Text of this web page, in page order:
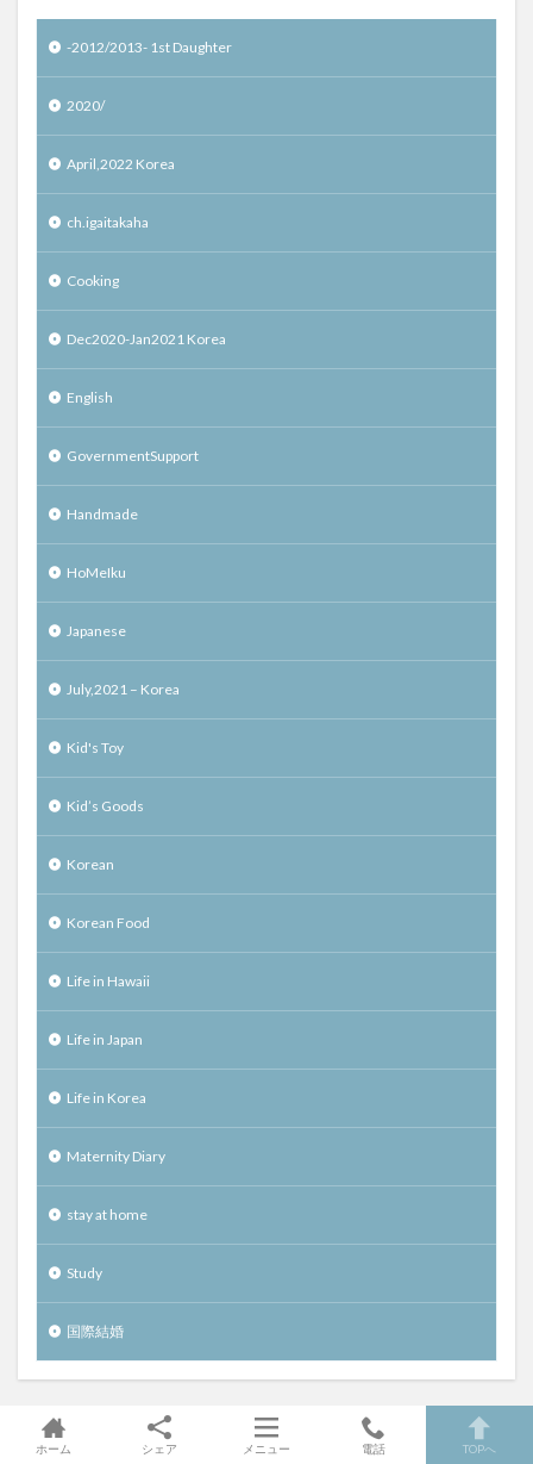
-2012/2013- 1st Daughter
2020/
April,2022 Korea
ch.igaitakaha
Cooking
Dec2020-Jan2021 Korea
English
GovernmentSupport
Handmade
HoMeIku
Japanese
July,2021 – Korea
Kid's Toy
Kid’s Goods
Korean
Korean Food
Life in Hawaii
Life in Japan
Life in Korea
Maternity Diary
stay at home
Study
国際結婚
メタ情報
ホーム シェア メニュー 電話 TOPへ